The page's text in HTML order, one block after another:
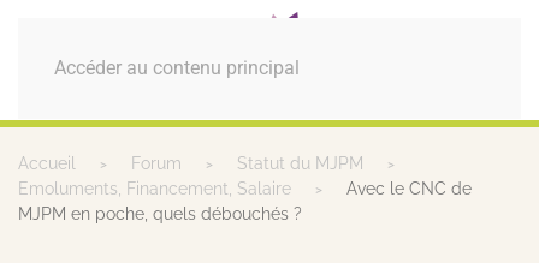
Accéder au contenu principal
MENU
Accueil Forum
Statut du MJPM
Emoluments, Financement, Salaire
Avec le CNC de
MJPM en poche, quels débouchés ?